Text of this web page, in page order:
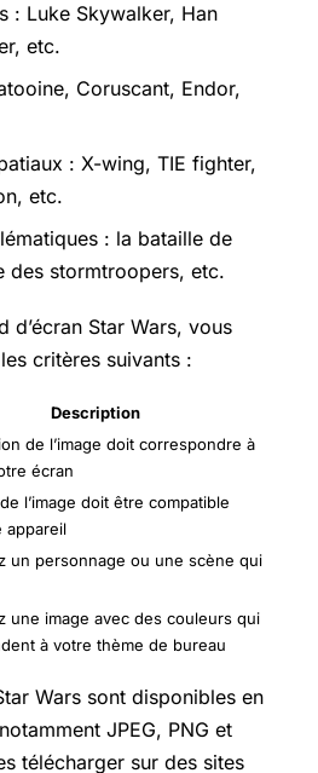
: Luke Skywalker, Han
etc.
Coruscant, Endor,
: X-wing, TIE fighter,
etc.
: la bataille de
des stormtroopers, etc.
d’écran Star Wars, vous
critères suivants :
Description
de l’image doit correspondre à
écran
l’image doit être compatible
appareil
un personnage ou une scène qui
une image avec des couleurs qui
à votre thème de bureau
Wars sont disponibles en
JPEG, PNG et
télécharger sur des sites